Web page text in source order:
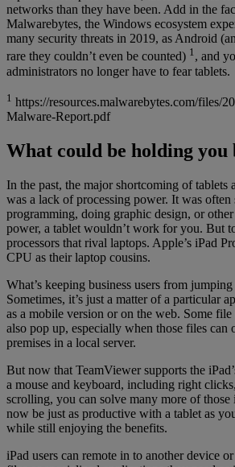
networks than they have been. Add in the
Malwarebytes, the Windows ecosystem
many security threats in 2019, as Android
rare they couldn’t even be counted) 1, and
administrators no longer have to fear tablets.
1 https://resources.malwarebytes.com/files/
Malware-Report.pdf
What could be holding you
In the past, the major shortcoming of tablets
was a lack of processing power. It was
programming, doing graphic design, or
power, a tablet wouldn’t work for you. But
processors that rival laptops. Apple’s iPad
CPU as their laptop cousins.
What’s keeping business users from
Sometimes, it’s just a matter of a particular
as a mobile version or on the web. Some file
also pop up, especially when those files can
premises in a local server.
But now that TeamViewer supports the
a mouse and keyboard, including right
scrolling, you can solve many more of those
now be just as productive with a tablet as
while still enjoying the benefits.
iPad users can remote in to another device